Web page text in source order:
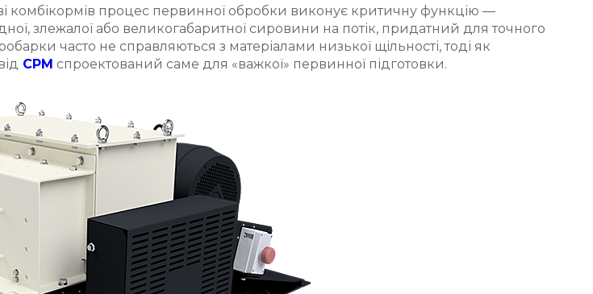
комбікормів процес первинної обробки виконує критичну функцію —
злежалої або великогабаритної сировини на потік, придатний для точного
часто не справляються з матеріалами низької щільності, тоді як
CPM спроектований саме для «важкої» первинної підготовки.